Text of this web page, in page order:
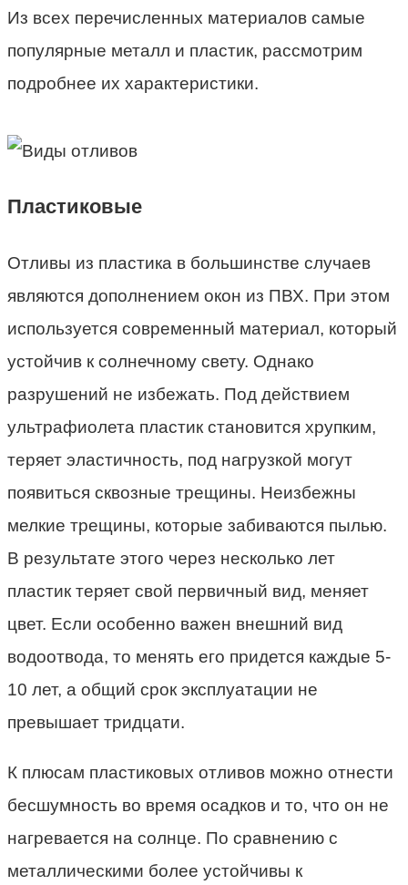
Из всех перечисленных материалов самые
популярные металл и пластик, рассмотрим
подробнее их характеристики.
Пластиковые
Отливы из пластика в большинстве случаев
являются дополнением окон из ПВХ. При этом
используется современный материал, который
устойчив к солнечному свету. Однако
разрушений не избежать. Под действием
ультрафиолета пластик становится хрупким,
теряет эластичность, под нагрузкой могут
появиться сквозные трещины. Неизбежны
мелкие трещины, которые забиваются пылью.
В результате этого через несколько лет
пластик теряет свой первичный вид, меняет
цвет. Если особенно важен внешний вид
водоотвода, то менять его придется каждые 5-
10 лет, а общий срок эксплуатации не
превышает тридцати.
К плюсам пластиковых отливов можно отнести
бесшумность во время осадков и то, что он не
нагревается на солнце. По сравнению с
металлическими более устойчивы к